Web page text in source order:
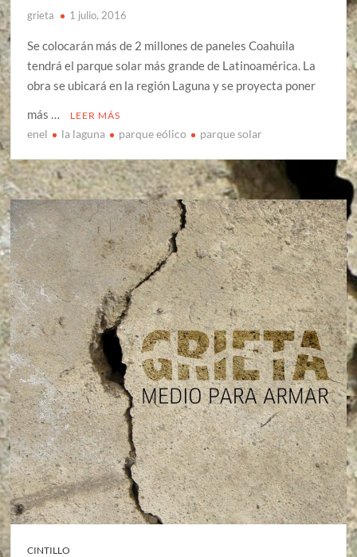
grieta 1 julio, 2016
Se colocarán más de 2 millones de paneles Coahuila
tendrá el parque solar más grande de Latinoamérica. La
obra se ubicará en la región Laguna y se proyecta poner
más …
LEER MÁS
enel la laguna parque eólico parque solar
CINTILLO